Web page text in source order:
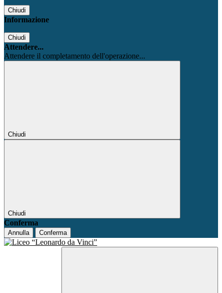
Chiudi
Informazione
Chiudi
Attendere...
Attendere il completamento dell'operazione...
Chiudi
Chiudi
Conferma
Annulla Conferma